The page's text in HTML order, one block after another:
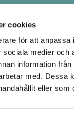
cookies
för att
sociala medier
information
med. Dessa
eller
Ombud
Hemleverans
Upphämtning i butik